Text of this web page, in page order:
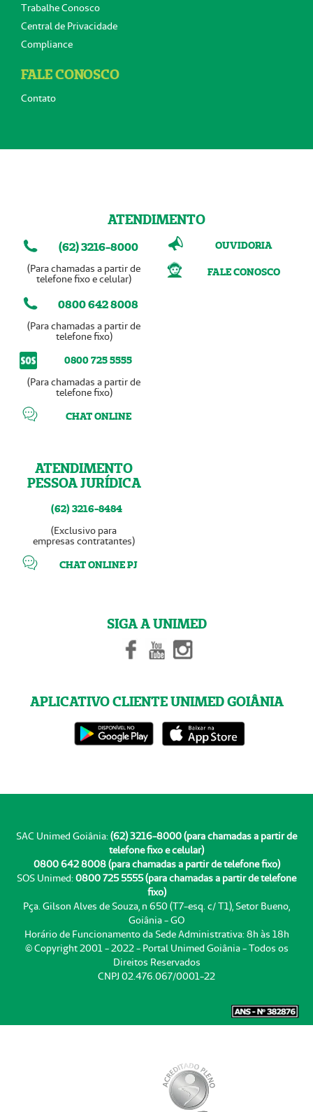
Trabalhe Conosco
Central de Privacidade
Compliance
FALE CONOSCO
Contato
ATENDIMENTO
(62) 3216-8000
(Para chamadas a partir de
telefone fixo e celular)
0800 642 8008
(Para chamadas a partir de
telefone fixo)
0800 725 5555
(Para chamadas a partir de
telefone fixo)
CHAT ONLINE
ATENDIMENTO
PESSOA JURÍDICA
(62) 3216-8484
(Exclusivo para
empresas contratantes)
CHAT ONLINE PJ
OUVIDORIA
FALE CONOSCO
SIGA A UNIMED
APLICATIVO CLIENTE UNIMED GOIÂNIA
SAC Unimed Goiânia: (62) 3216-8000 (para chamadas a partir de
telefone fixo e celular)
0800 642 8008 (para chamadas a partir de telefone fixo)
SOS Unimed: 0800 725 5555 (para chamadas a partir de telefone
fixo)
Pça. Gilson Alves de Souza, n 650 (T7-esq. c/ T1), Setor Bueno,
Goiânia - GO
Horário de Funcionamento da Sede Administrativa: 8h às 18h
© Copyright 2001 - 2022 - Portal Unimed Goiânia - Todos os
Direitos Reservados
CNPJ 02.476.067/0001-22